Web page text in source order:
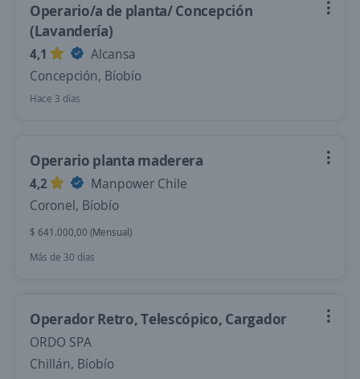
Operario/a de planta/ Concepción
(Lavandería)
4,1
Alcansa
Concepción, Bíobío
Hace 3 días
Operario planta maderera
4,2
Manpower Chile
Coronel, Bíobío
$ 641.000,00 (Mensual)
Más de 30 días
Operador Retro, Telescópico, Cargador
ORDO SPA
Chillán, Bíobío